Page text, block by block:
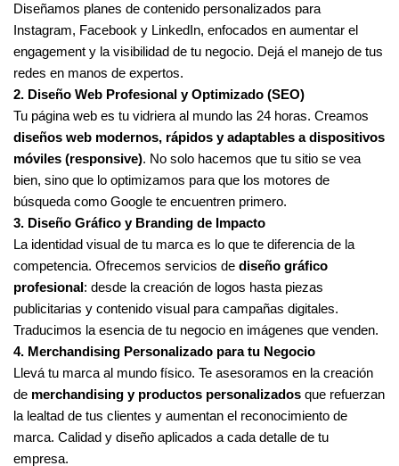
Diseñamos planes de contenido personalizados para
Instagram, Facebook y LinkedIn, enfocados en aumentar el
engagement y la visibilidad de tu negocio. Dejá el manejo de tus
redes en manos de expertos.
2. Diseño Web Profesional y Optimizado (SEO)
Tu página web es tu vidriera al mundo las 24 horas. Creamos
diseños web modernos, rápidos y adaptables a dispositivos
móviles (responsive). No solo hacemos que tu sitio se vea
bien, sino que lo optimizamos para que los motores de
búsqueda como Google te encuentren primero.
3. Diseño Gráfico y Branding de Impacto
La identidad visual de tu marca es lo que te diferencia de la
competencia. Ofrecemos servicios de diseño gráfico
profesional: desde la creación de logos hasta piezas
publicitarias y contenido visual para campañas digitales.
Traducimos la esencia de tu negocio en imágenes que venden.
4. Merchandising Personalizado para tu Negocio
Llevá tu marca al mundo físico. Te asesoramos en la creación
de merchandising y productos personalizados que refuerzan
la lealtad de tus clientes y aumentan el reconocimiento de
marca. Calidad y diseño aplicados a cada detalle de tu
empresa.